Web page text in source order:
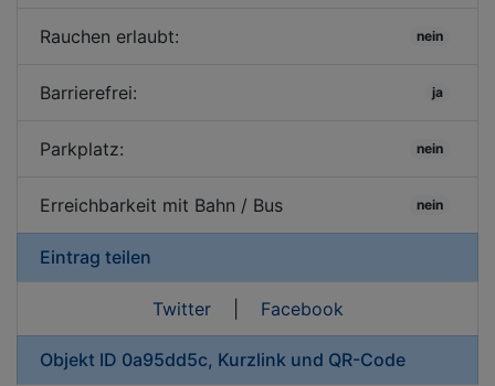
Rauchen erlaubt: nein
Barrierefrei: ja
Parkplatz: nein
Erreichbarkeit mit Bahn / Bus nein
Eintrag teilen
Twitter| Facebook
Objekt ID 0a95dd5c, Kurzlink und QR-Code